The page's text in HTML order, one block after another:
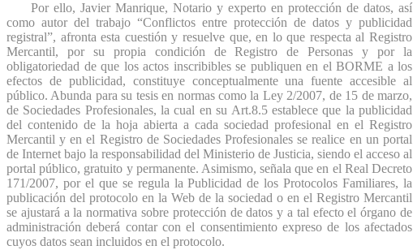
Por ello, Javier Manrique, Notario y experto en protección de datos, así
como autor del trabajo “Conflictos entre protección de datos y publicidad
registral”, afronta esta cuestión y resuelve que, en lo que respecta al Registro
Mercantil, por su propia condición de Registro de Personas y por la
obligatoriedad de que los actos inscribibles se publiquen en el BORME a los
efectos de publicidad, constituye conceptualmente una fuente accesible al
público. Abunda para su tesis en normas como la Ley 2/2007, de 15 de marzo,
de Sociedades Profesionales, la cual en su Art.8.5 establece que la publicidad
del contenido de la hoja abierta a cada sociedad profesional en el Registro
Mercantil y en el Registro de Sociedades Profesionales se realice en un portal
de Internet bajo la responsabilidad del Ministerio de Justicia, siendo el acceso al
portal público, gratuito y permanente. Asimismo, señala que en el Real Decreto
171/2007, por el que se regula la Publicidad de los Protocolos Familiares, la
publicación del protocolo en la Web de la sociedad o en el Registro Mercantil
se ajustará a la normativa sobre protección de datos y a tal efecto el órgano de
administración deberá contar con el consentimiento expreso de los afectados
cuyos datos sean incluidos en el protocolo.